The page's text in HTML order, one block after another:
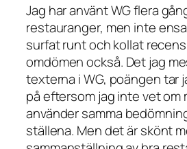
Jag har använt WG flera
restauranger, men inte
surfat runt och kollat
omdömen också. Det jag
texterna i WG, poängen tar
på eftersom jag inte vet om
använder samma
ställena. Men det är skönt